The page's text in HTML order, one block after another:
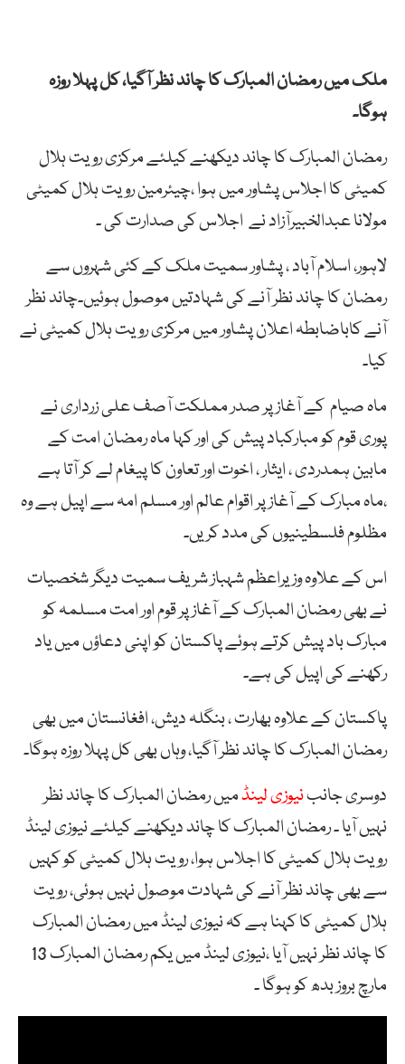
ملک میں رمضان المبارک کا چاند نظر آگیا، کل پہلا روزہ
ہوگا۔
رمضان المبارک کا چاند دیکھنے کیلئے مرکزی رویت ہلال
کمیٹی کا اجلاس پشاور میں ہوا ،چیئرمین رویت ہلال کمیٹی
مولانا عبدالخبیرآزاد نے اجلاس کی صدارت کی ۔
لاہور، اسلام آباد ، پشاور سمیت ملک کے کئی شہروں سے
رمضان کا چاند نظر آنے کی شہادتیں موصول ہوئیں۔چاند نظر
آنے کاباضابطہ اعلان پشاور میں مرکزی رویت ہلال کمیٹی نے
کیا۔
ماہ صیام کے آغاز پر صدر مملکت آصف علی زرداری نے
پوری قوم کو مبارکباد پیش کی اور کہا ماہ رمضان امت کے
مابین ہمدردی ، ایثار ، اخوت اور تعاون کا پیغام لے کر آتا ہے
،ماہ مبارک کے آغاز پر اقوام عالم اور مسلم امہ سے اپیل ہے وہ
مظلوم فلسطینیوں کی مدد کریں۔
اس کے علاوہ وزیراعظم شہباز شریف سمیت دیگر شخصیات
نے بھی رمضان المبارک کے آغاز پر قوم اور امت مسلمہ کو
مبارک باد پیش کرتے ہوئے پاکستان کو اپنی دعاؤں میں یاد
رکھنے کی اپیل کی ہے۔
پاکستان کے علاوہ بھارت ، بنگلہ دیش، افغانستان میں بھی
رمضان المبارک کا چاند نظر آگیا، وہاں بھی کل پہلا روزہ ہوگا۔
دوسری جانبنیوزی لینڈمیں رمضان المبارک کا چاند نظر
نہیں آیا ۔ رمضان المبارک کا چاند دیکھنے کیلئے نیوزی لینڈ
رویت ہلال کمیٹی کا اجلاس ہوا، رویت ہلال کمیٹی کو کہیں
سے بھی چاند نظر آنے کی شہادت موصول نہیں ہوئی، رویت
ہلال کمیٹی کا کہنا ہے کہ نیوزی لینڈ میں رمضان المبارک
کا چاند نظر نہیں آیا ،نیوزی لینڈ میں یکم رمضان المبارک 13
مارچ بروز بدھ کو ہوگا ۔